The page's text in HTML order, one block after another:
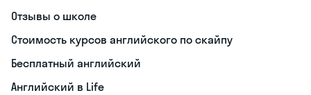
Отзывы о школе
Стоимость курсов английского по скайпу
Бесплатный английский
Английский в Life